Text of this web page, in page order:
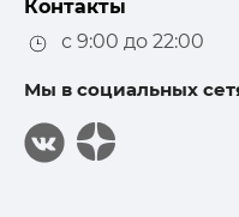
Контакты
с 9:00 до 22:00
Мы в социальных